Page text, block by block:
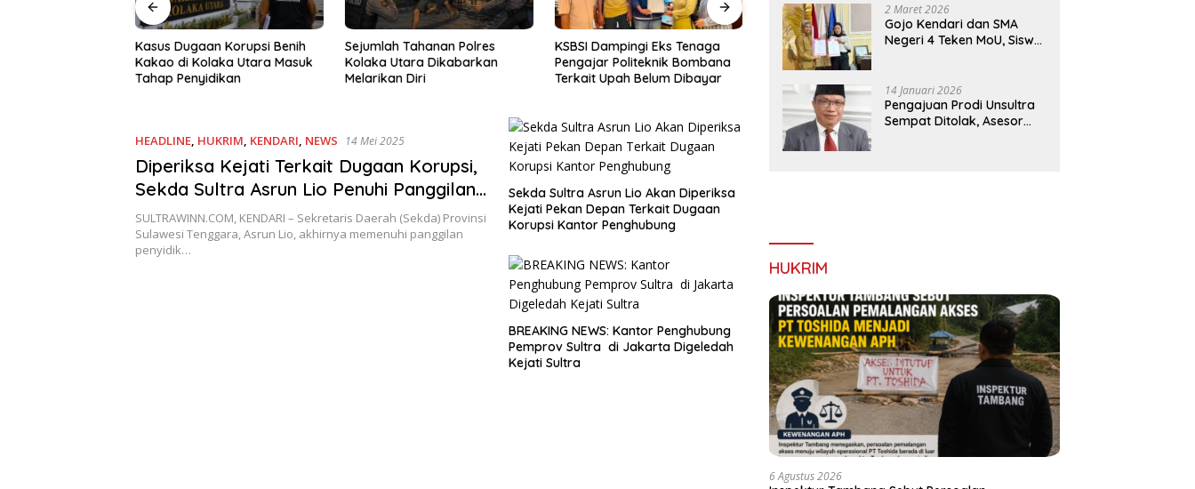
Kasus Dugaan Korupsi Benih
Kakao di Kolaka Utara Masuk
Tahap Penyidikan
Sejumlah Tahanan Polres
Kolaka Utara Dikabarkan
KSBSI Dampingi Eks Tenaga
Pengajar Politeknik Bombana
Terkait Upah Belum Dibayar
Viral Video Keributan di Area
PT IPIP, Sejumlah Orang
Terekam Membawa Sajam
AMAN Sultra Minta Polda Sultra
Aktivitas Tambang Batu di
Timbala
HEADLINE, HUKRIM, KENDARI, NEWS 14 Mei 2025
Diperiksa Kejati Terkait Dugaan Korupsi,
Sekda Sultra Asrun Lio Penuhi Panggilan
Penyidik
SULTRAWINN.COM, KENDARI – Sekretaris Daerah (Sekda) Provinsi
Sulawesi Tenggara, Asrun Lio, akhirnya memenuhi panggilan
penyidik…
Sekda Sultra Asrun Lio Akan Diperiksa
Kejati Pekan Depan Terkait Dugaan
Korupsi Kantor Penghubung
BREAKING NEWS: Kantor Penghubung
Pemprov Sultra di Jakarta Digeledah
Kejati Sultra
2 Maret 2026
Gojo Kendari dan SMA
Negeri 4 Teken MoU, Siswa
14 Januari 2026
Pengajuan Prodi Unsultra
Sempat Ditolak, Asesor
HUKRIM
6 Agustus 2026